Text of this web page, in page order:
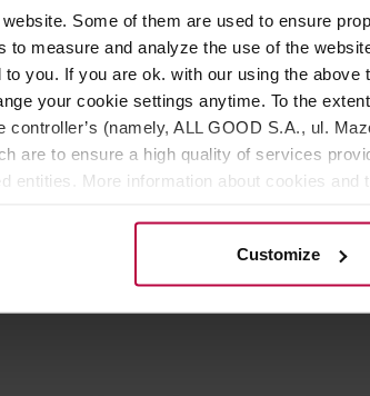
Some of them are used to ensure
to measure and analyze the use of the
you. If you are ok. with our using the
your cookie settings anytime. To the
controller’s (namely, ALL GOOD S.A., ul.
are to ensure a high quality of services
entities. More information about cookies and
Customize
- Sipper Straw Bottle Biała -
termiczna ze słomką 470ml
Najniższa cena: 78,99 zł
74,99 zł
Miir
0,95l